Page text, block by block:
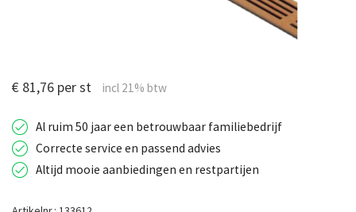
€ 81,76 per st
Al ruim 50 jaar een betrouwbaar familiebedrijf
Correcte service en passend advies
Altijd mooie aanbiedingen en restpartijen